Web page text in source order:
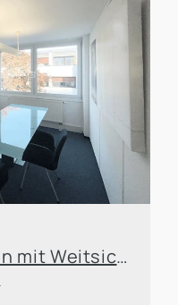
Solide Büroeinheiten mit Weitsicht in Bonn-Duisdorf